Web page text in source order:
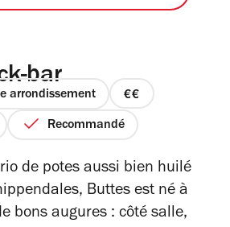
bar
arrondissement
prix
4
Recommandé
de potes aussi bien huilé
Buttes est né à
bons augures : côté salle,